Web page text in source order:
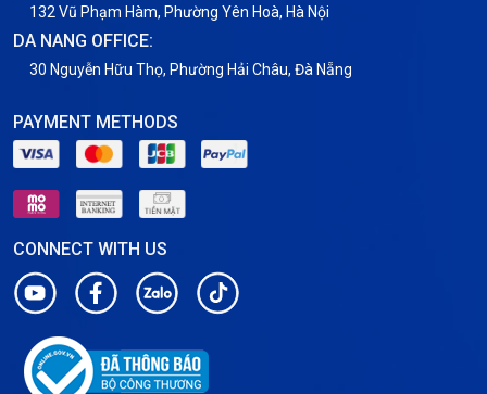
132 Vũ Phạm Hàm, Phường Yên Hoà, Hà Nội
DA NANG OFFICE:
30 Nguyễn Hữu Thọ, Phường Hải Châu, Đà Nẵng
PAYMENT METHODS
CONNECT WITH US